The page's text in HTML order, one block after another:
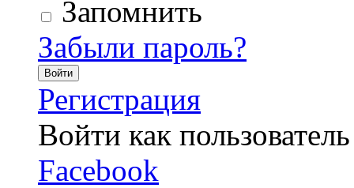
Запомнить
Забыли пароль?
Войти
Регистрация
Войти как пользователь
Facebook